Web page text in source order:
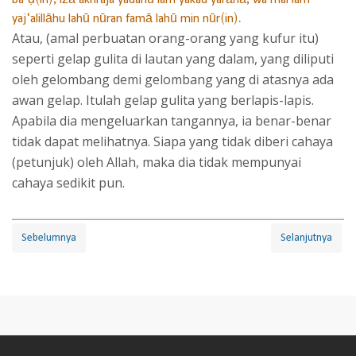
yaj‘alillāhu lahū nūran famā lahū min nūr(in).
Atau, (amal perbuatan orang-orang yang kufur itu)
seperti gelap gulita di lautan yang dalam, yang diliputi
oleh gelombang demi gelombang yang di atasnya ada
awan gelap. Itulah gelap gulita yang berlapis-lapis.
Apabila dia mengeluarkan tangannya, ia benar-benar
tidak dapat melihatnya. Siapa yang tidak diberi cahaya
(petunjuk) oleh Allah, maka dia tidak mempunyai
cahaya sedikit pun.
Sebelumnya Selanjutnya